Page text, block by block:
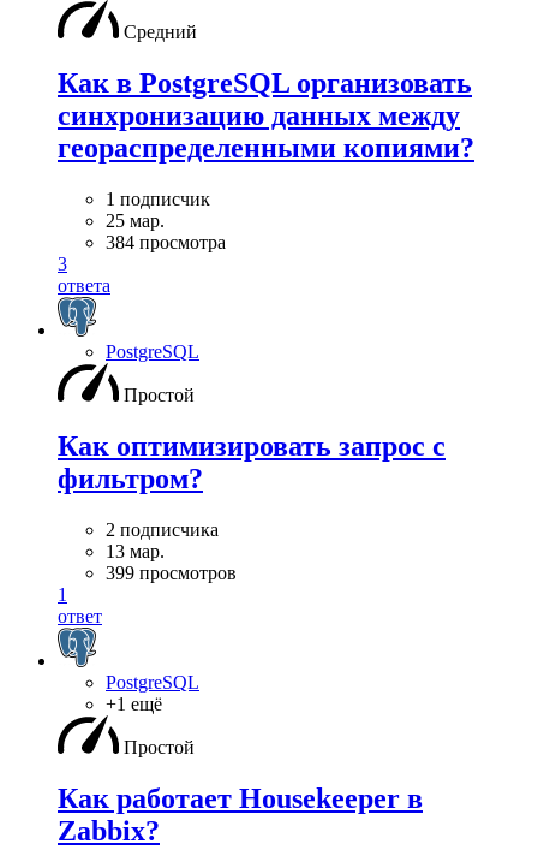
Средний
Как в PostgreSQL организовать
синхронизацию данных между
геораспределенными копиями?
1 подписчик
25 мар.
384 просмотра
3
ответа
PostgreSQL
Простой
Как оптимизировать запрос с
фильтром?
2 подписчика
13 мар.
399 просмотров
1
ответ
PostgreSQL
+1 ещё
Простой
Как работает Housekeeper в
Zabbix?